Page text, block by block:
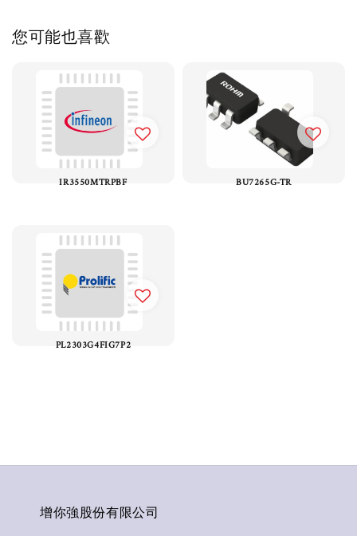
您可能也喜歡
IR3550MTRPBF BU7265G-TR
PL2303G4FIG7P2
增你強股份有限公司